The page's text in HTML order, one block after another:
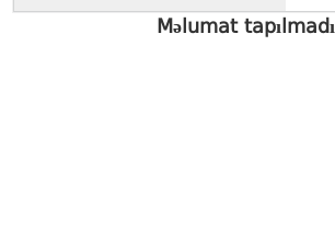
Məlumat tapılmadı